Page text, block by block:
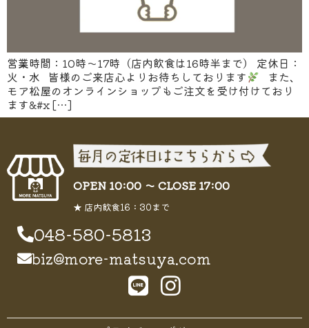
営業時間：10時～17時（店内飲食は16時半まで） 定休日：
火・水 皆様のご来店心よりお待ちしております
また、
モア松屋のオンラインショップもご注文を受け付けており
ます&#x […]
OPEN 10:00 〜 CLOSE 17:00
★ 店内飲食16：30まで
048-580-5813
biz@more-matsuya.com